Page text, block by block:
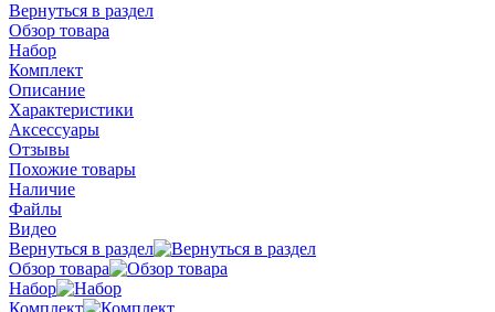
Вернуться в раздел
Обзор товара
Набор
Комплект
Описание
Характеристики
Аксессуары
Отзывы
Похожие товары
Наличие
Файлы
Видео
Вернуться в раздел
Обзор товара
Набор
Комплект